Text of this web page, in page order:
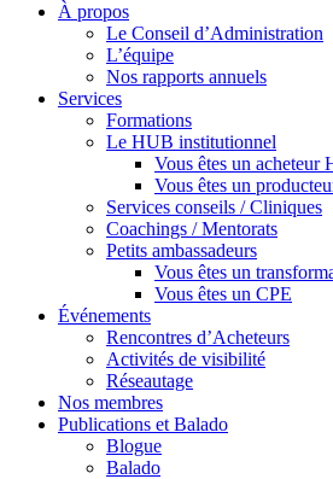
À propos
Le Conseil d’Administration
L’équipe
Nos rapports annuels
Services
Formations
Le HUB institutionnel
Vous êtes un acheteur
Vous êtes un
Services conseils / Cliniques
Coachings / Mentorats
Petits ambassadeurs
Vous êtes un
Vous êtes un CPE
Événements
Rencontres d’Acheteurs
Activités de visibilité
Réseautage
Nos membres
Publications et Balado
Blogue
Balado